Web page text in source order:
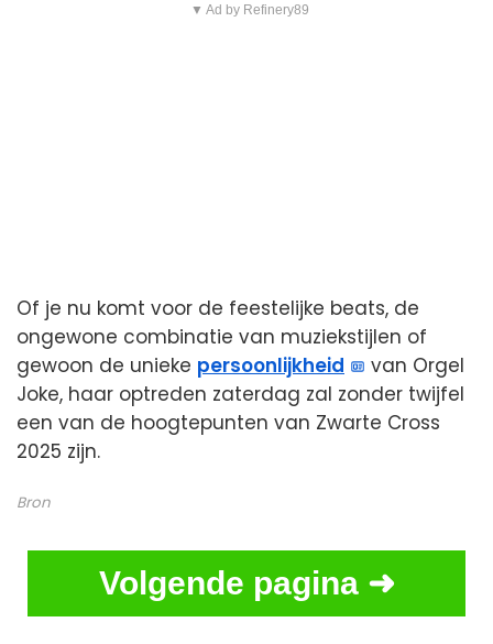
▼ Ad by Refinery89
Of je nu komt voor de feestelijke beats, de
ongewone combinatie van muziekstijlen of
gewoon de unieke persoonlijkheid
van Orgel
Joke, haar optreden zaterdag zal zonder twijfel
een van de hoogtepunten van Zwarte Cross
2025 zijn.
Bron
Volgende pagina ➜